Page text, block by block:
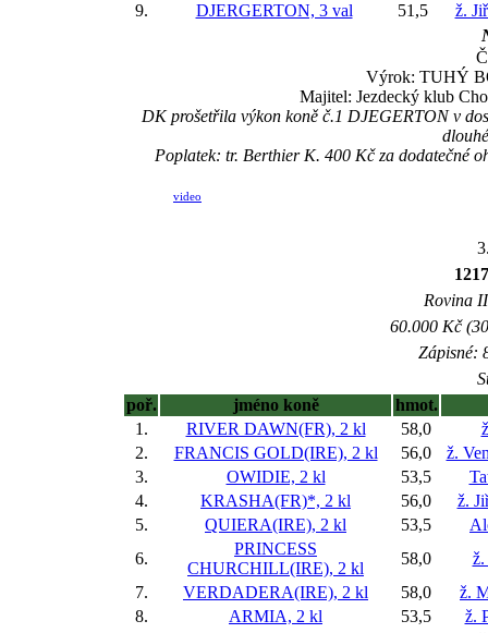
9.
DJERGERTON, 3 val 51,5
ž.
Výrok: TUHÝ
Majitel: Jezdecký klub
DK prošetřila výkon koně č.1 DJEGERTON v
Poplatek: tr. Berthier K. 400 Kč za dodatečné
video
Rovina
60.000 Kč
Zápisné:
poř.
jméno koně
hmot.
1.
RIVER DAWN(FR), 2 kl 58,0
2.
FRANCIS GOLD(IRE), 2 kl 56,0
ž.
3.
OWIDIE, 2 kl 53,5
4.
KRASHA(FR)*, 2 kl 56,0
ž.
5.
QUIERA(IRE), 2 kl 53,5
6.
PRINCESS
CHURCHILL(IRE), 2 kl
58,0
7.
VERDADERA(IRE), 2 kl 58,0
ž.
8.
ARMIA, 2 kl 53,5
ž.